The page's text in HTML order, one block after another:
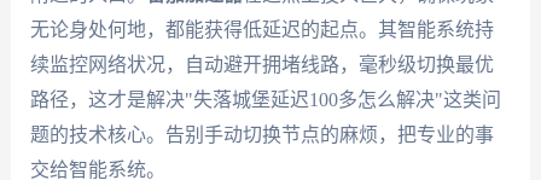
无论身处何地，都能获得低延迟的起点。其智能系统持
续监控网络状况，自动避开拥堵线路，毫秒级切换最优
路径，这才是解决"失落城堡延迟100多怎么解决"这类问
题的技术核心。告别手动切换节点的麻烦，把专业的事
交给智能系统。